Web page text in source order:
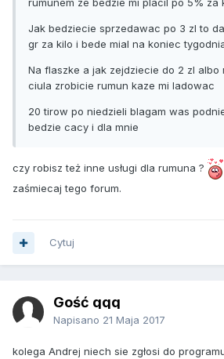
rumunem ze bedzie mi placil po 5% za
Jak bedziecie sprzedawac po 3 zl to
gr za kilo i bede mial na koniec
Na flaszke a jak zejdziecie do 2 zl albo
ciula zrobicie rumun kaze mi ladowac
20 tirow po niedzieli blagam was
bedzie cacy i dla mnie
czy robisz też inne usługi dla rumuna ?
zaśmiecaj tego forum.
Cytuj
Gość qqq
Napisano 21 Maja 2017
kolega Andrej niech sie zgłosi do